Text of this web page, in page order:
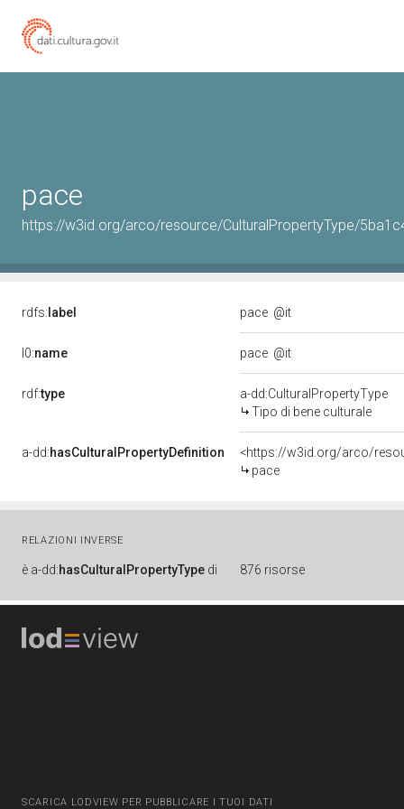
pace
https://w3id.org/arco/resource/CulturalPropertyType/
rdfs: label pace @it
l0:name pace @it
rdf:type
a-dd:CulturalPropertyType
Tipo di bene culturale
a-dd:hasCulturalPropertyDefinition
<https://w3id.org/arco/
pace
RELAZIONI INVERSE
è a-dd:hasCulturalPropertyType di 876 risorse
SCARICA LODVIEW PER PUBBLICARE I TUOI DATI